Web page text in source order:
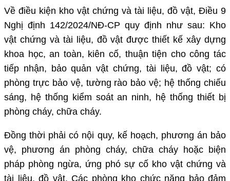
Về điều kiện kho vật chứng và tài liệu, đồ vật, Điều 9
Nghị định 142/2024/NĐ-CP quy định như sau: Kho
vật chứng và tài liệu, đồ vật được thiết kế xây dựng
khoa học, an toàn, kiên cố, thuận tiện cho công tác
tiếp nhận, bảo quản vật chứng, tài liệu, đồ vật; có
phòng trực bảo vệ, tường rào bảo vệ; hệ thống chiếu
sáng, hệ thống kiểm soát an ninh, hệ thống thiết bị
phòng cháy, chữa cháy.
Đồng thời phải có nội quy, kế hoạch, phương án bảo
vệ, phương án phòng cháy, chữa cháy hoặc biện
pháp phòng ngừa, ứng phó sự cố kho vật chứng và
tài liệu, đồ vật. Các phòng kho chức năng bảo đảm